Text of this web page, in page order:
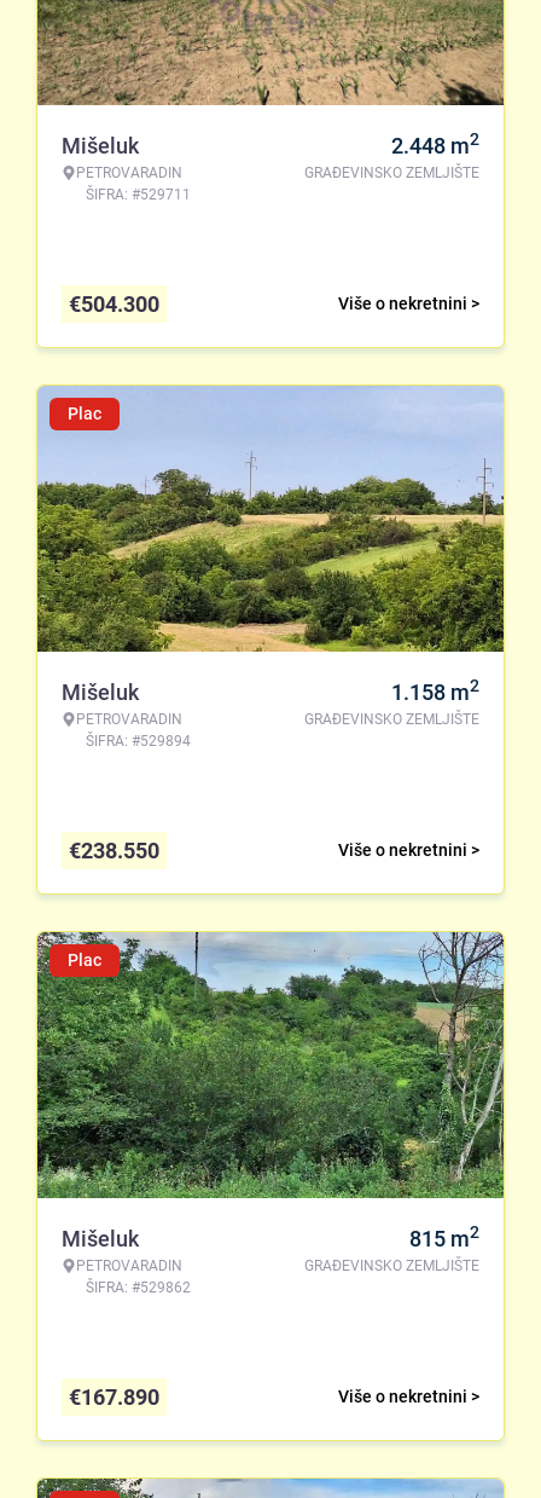
Mišeluk
PETROVARADIN
ŠIFRA: #529711
2.448 m2
GRAĐEVINSKO ZEMLJIŠTE
Više o nekretnini >
€504.300
Plac
Mišeluk
PETROVARADIN
ŠIFRA: #529894
1.158 m2
GRAĐEVINSKO ZEMLJIŠTE
Više o nekretnini >
€238.550
Plac
Mišeluk
PETROVARADIN
ŠIFRA: #529862
815 m2
GRAĐEVINSKO ZEMLJIŠTE
Više o nekretnini >
€167.890